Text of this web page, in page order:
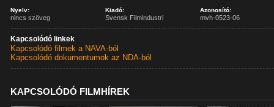
Nyelv:
nincs szöveg
Kiadó:
Svensk Filmindustri
Azonosító:
mvh-0523-06
Kapcsolódó linkek
Kapcsolódó filmek a NAVA-ból
Kapcsolódó dokumentumok az NDA-ból
KAPCSOLÓDÓ FILMHÍREK